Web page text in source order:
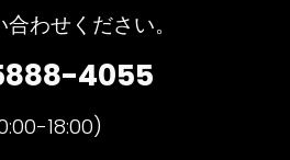
わせください。
4055
18:00)